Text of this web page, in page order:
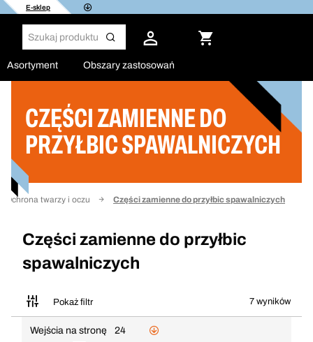
E-sklep
Asortyment Obszary zastosowań
CZĘŚCI ZAMIENNE DO
PRZYŁBIC SPAWALNICZYCH
Ochrona twarzy i oczu Części zamienne do przyłbic spawalniczych
Części zamienne do przyłbic
spawalniczych
Pokaż filtr 7 wyników
Filtruj
Wejścia na stronę
24